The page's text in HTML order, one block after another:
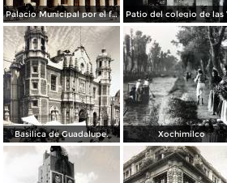
Palacio Municipal por el fotografo Hugo Brehme..
Basilica de Guadalupe. Xochimilco